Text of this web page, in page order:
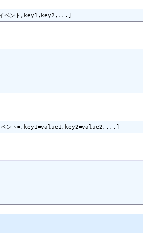
イベント,key1,key2,...]
イベント=,key1=value1,key2=value2,...]